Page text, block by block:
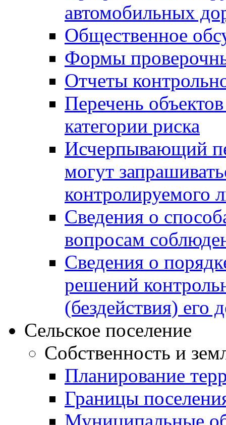
автомобильных
Общественное
Формы
Отчеты
Перечень
категории риска
Исчерпывающий
могут
контролируемого
Сведения о
вопросам
Сведения о
решений
(бездействия) его
Сельское поселение
Собственность и
Планирование
Границы